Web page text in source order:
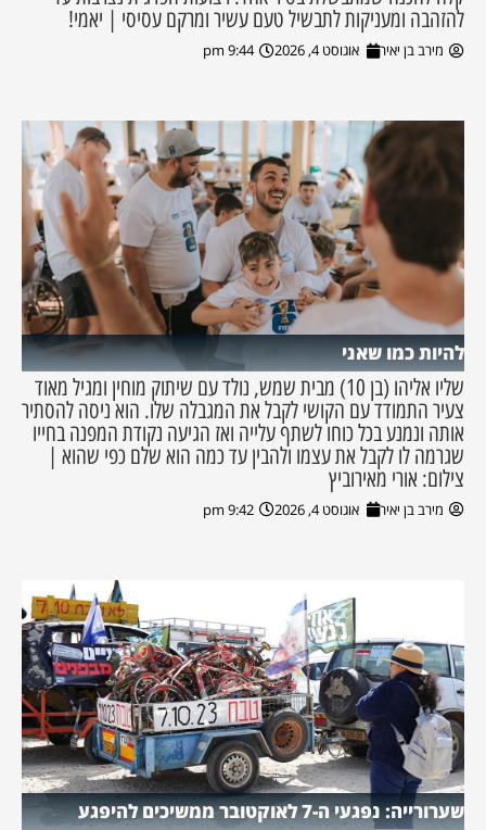
להזהבה ומעניקות לתבשיל טעם עשיר ומרקם עסיסי | יאמי!
מירב בן יאיר אוגוסט 4, 2026 9:44 pm
להיות כמו שאני
שליו אליהו (בן 10) מבית שמש, נולד עם שיתוק מוחין ומגיל מאוד
צעיר התמודד עם הקושי לקבל את המגבלה שלו. הוא ניסה להסתיר
אותה ונמנע בכל כוחו לשתף עלייה ואז הגיעה נקודת המפנה בחייו
שגרמה לו לקבל את עצמו ולהבין עד כמה הוא שלם כפי שהוא |
צילום: אורי מאירוביץ
מירב בן יאיר אוגוסט 4, 2026 9:42 pm
שערורייה: נפגעי ה-7 לאוקטובר ממשיכים להיפגע